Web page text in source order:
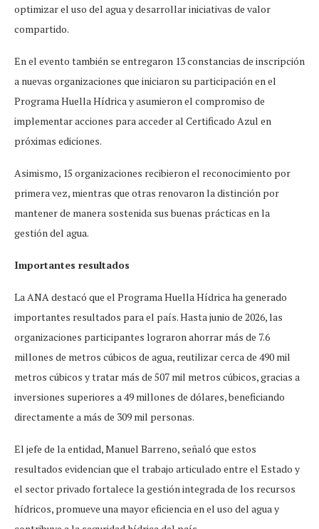
optimizar el uso del agua y desarrollar iniciativas de valor
compartido.
En el evento también se entregaron 13 constancias de inscripción
a nuevas organizaciones que iniciaron su participación en el
Programa Huella Hídrica y asumieron el compromiso de
implementar acciones para acceder al Certificado Azul en
próximas ediciones.
Asimismo, 15 organizaciones recibieron el reconocimiento por
primera vez, mientras que otras renovaron la distinción por
mantener de manera sostenida sus buenas prácticas en la
gestión del agua.
Importantes resultados
La ANA destacó que el Programa Huella Hídrica ha generado
importantes resultados para el país. Hasta junio de 2026, las
organizaciones participantes lograron ahorrar más de 7.6
millones de metros cúbicos de agua, reutilizar cerca de 490 mil
metros cúbicos y tratar más de 507 mil metros cúbicos, gracias a
inversiones superiores a 49 millones de dólares, beneficiando
directamente a más de 309 mil personas.
El jefe de la entidad, Manuel Barreno, señaló que estos
resultados evidencian que el trabajo articulado entre el Estado y
el sector privado fortalece la gestión integrada de los recursos
hídricos, promueve una mayor eficiencia en el uso del agua y